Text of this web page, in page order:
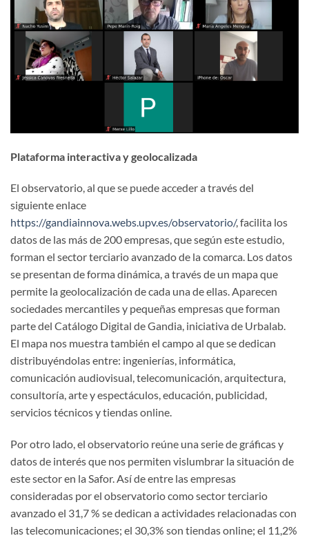
Plataforma interactiva y geolocalizada
El observatorio, al que se puede acceder a través del
siguiente enlace
https://gandiainnova.webs.upv.es/observatorio/, facilita los
datos de las más de 200 empresas, que según este estudio,
forman el sector terciario avanzado de la comarca. Los datos
se presentan de forma dinámica, a través de un mapa que
permite la geolocalización de cada una de ellas. Aparecen
sociedades mercantiles y pequeñas empresas que forman
parte del Catálogo Digital de Gandia, iniciativa de Urbalab.
El mapa nos muestra también el campo al que se dedican
distribuyéndolas entre: ingenierías, informática,
comunicación audiovisual, telecomunicación, arquitectura,
consultoría, arte y espectáculos, educación, publicidad,
servicios técnicos y tiendas online.
Por otro lado, el observatorio reúne una serie de gráficas y
datos de interés que nos permiten vislumbrar la situación de
este sector en la Safor. Así de entre las empresas
consideradas por el observatorio como sector terciario
avanzado el 31,7 % se dedican a actividades relacionadas con
las telecomunicaciones; el 30,3% son tiendas online; el 11,2%